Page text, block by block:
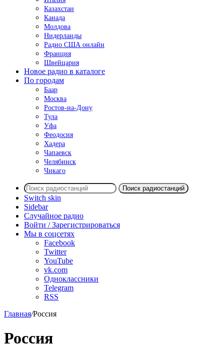
Казахстан
Канада
Молдова
Нидерланды
Радио США онлайн
Франция
Швейцария
Новое радио в каталоге
По городам
Баар
Москва
Ростов-на-Дону
Тула
Уфа
Феодосия
Хадера
Чапаевск
Челябинск
Чикаго
Поиск радиостанций
Switch skin
Sidebar
Случайное радио
Войти / Зарегистрироваться
Мы в соцсетях
Facebook
Twitter
YouTube
vk.com
Одноклассники
Telegram
RSS
Главная/Россия
Россия